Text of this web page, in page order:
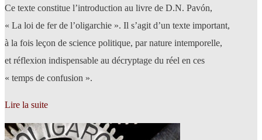
Ce texte constitue l’introduction au livre de D.N. Pavón,
« La loi de fer de l’oligarchie ». Il s’agit d’un texte important,
à la fois leçon de science politique, par nature intemporelle,
et réflexion indispensable au décryptage du réel en ces
« temps de confusion ».
Lire la suite